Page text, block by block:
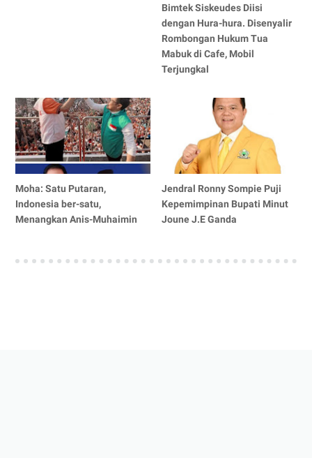
Bimtek Siskeudes Diisi
dengan Hura-hura. Disenyalir
Rombongan Hukum Tua
Mabuk di Cafe, Mobil
Terjungkal
Moha: Satu Putaran,
Indonesia ber-satu,
Menangkan Anis-Muhaimin
Jendral Ronny Sompie Puji
Kepemimpinan Bupati Minut
Joune J.E Ganda